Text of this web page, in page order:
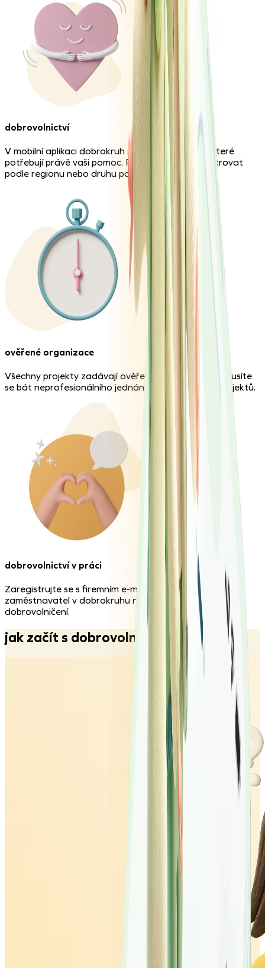
dobrovolnictví
V mobilní aplikaci dobrokruh si najdete projekty, které
potřebují právě vaši pomoc. Projekty si můžete filtrovat
podle regionu nebo druhu požadované pomoci.
ověřené organizace
Všechny projekty zadávají ověřené organizace. Nemusíte
se bát neprofesionálního jednání ani pochybných projektů.
dobrovolnictví v práci
Zaregistrujte se s firemním e-mailem a zjistěte, jestli váš
zaměstnavatel v dobrokruhu nenabízí dny volna na
dobrovolničení.
jak začít s dobrovolnictvím?